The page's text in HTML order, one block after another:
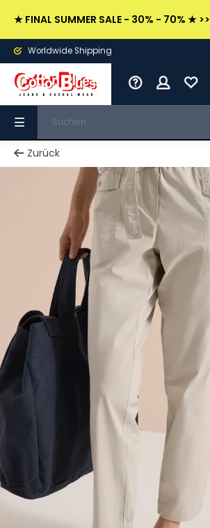
★ FINAL SUMMER SALE - 30% - 70% ★ >>
Worldwide Shipping
Zurück